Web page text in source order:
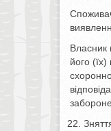
Власник
його